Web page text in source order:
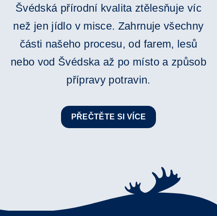
Švédská přírodní kvalita ztělesňuje víc
než jen jídlo v misce. Zahrnuje všechny
části našeho procesu, od farem, lesů
nebo vod Švédska až po místo a způsob
přípravy potravin.
PŘEČTĚTE SI VÍCE